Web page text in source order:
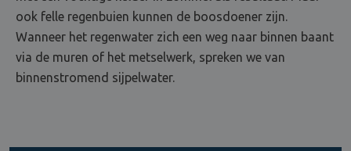
ook felle regenbuien kunnen de boosdoener zijn.
Wanneer het regenwater zich een weg naar binnen baant
via de muren of het metselwerk, spreken we van
binnenstromend sijpelwater.